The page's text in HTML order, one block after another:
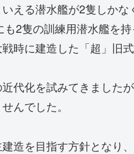
える潜水艦が2隻しか
2隻の訓練用潜水艦を
時に建造した「超」旧式
代化を試みてきました
んでした。
造を目指す方針となり